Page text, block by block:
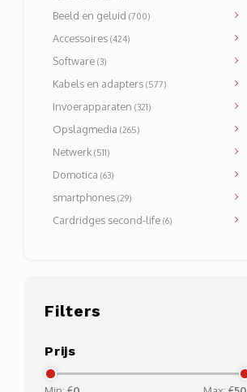
Beeld en geluid (700)
Accessoires (424)
Software (3)
Kabels en adapters (577)
Invoerapparaten (321)
Opslagmedia (265)
Netwerk (511)
Domotica (63)
smartphones (29)
Cardridges second-life (6)
Filters
Prijs